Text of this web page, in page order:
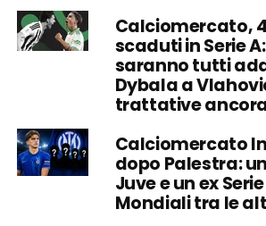
Calciomercato,
scaduti in Serie
saranno tutti
Dybala a
trattative
Calciomercato
dopo Palestra:
Juve e un ex
Mondiali tra le